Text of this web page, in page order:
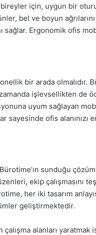
için, uygun bir
bel ve boyun
sağlar. Ergonomik ofis
bir arada olmalıdır.
işlevsellikten de
uyum sağlayan
sayesinde ofis alanınızı
sunduğu
ekip çalışmasını
her iki tasarım
geliştirmektedir.
çalışma alanları